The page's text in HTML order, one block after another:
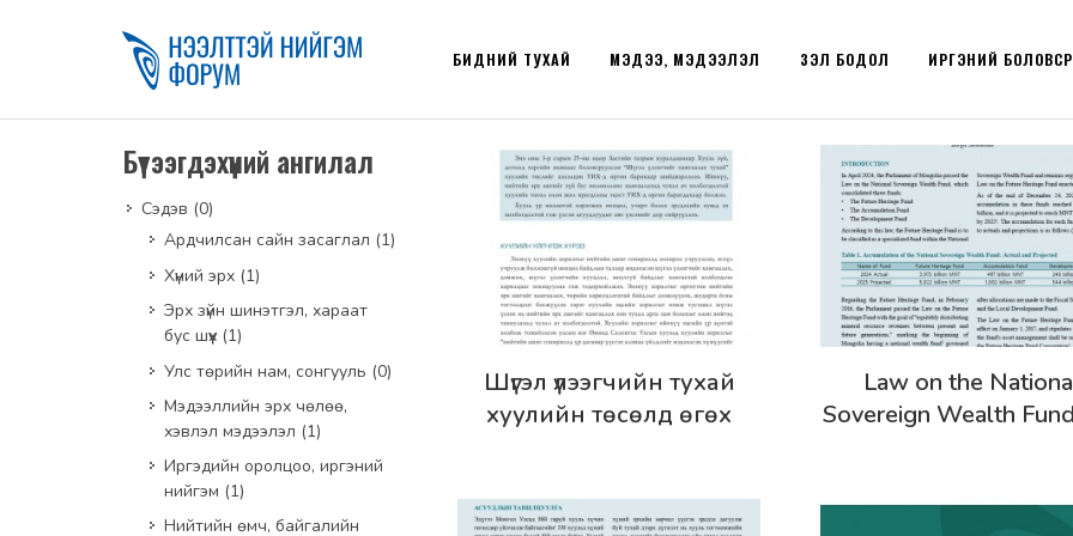
БИДНИЙ ТУХАЙ МЭДЭЭ, МЭДЭЭЛЭЛ ҮЗЭЛ БОДОЛ ИРГЭНИЙ
Дэлгэрэнгүй
Шүгэл үлээгчийн тухай
хуулийн төсөлд өгөх
Дэлгэрэнгүй
Law on the
Sovereign Wealth
brief №50
Бүтээгдэхүүний ангилал
Сэдэв (0)
Ардчилсан сайн засаглал (1)
Хүний эрх (1)
Эрх зүйн шинэтгэл, хараат
бус шүүх (1)
Улс төрийн нам, сонгууль (0)
Мэдээллийн эрх чөлөө,
хэвлэл мэдээлэл (1)
Иргэдийн оролцоо, иргэний
нийгэм (1)
Нийтийн өмч, байгалийн